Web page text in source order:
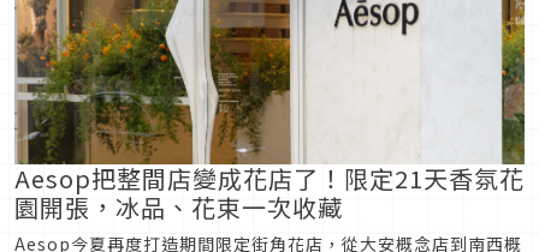
Aesop把整間店變成花店了！限定21天香氛花
園開張，冰品、花束一次收藏
Aesop今夏再度打造期間限定街角花店，從大安概念店到南西概